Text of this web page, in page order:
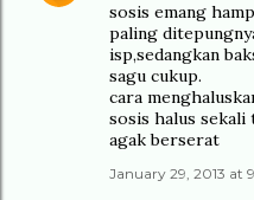
sosis emang
paling
isp,sedangkan
sagu cukup.
cara
sosis halus sekali
agak berserat
January 29, 2013 at